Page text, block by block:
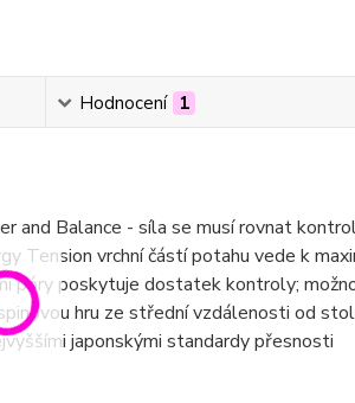
Hodnocení 1
and Balance - síla se musí rovnat
Tension vrchní částí potahu vede k
póry poskytuje dostatek kontroly;
hru ze střední vzdálenosti od
japonskými standardy přesnosti